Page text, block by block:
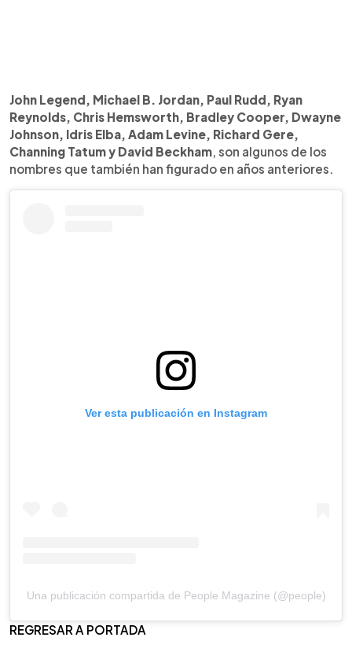
John Legend, Michael B. Jordan, Paul Rudd, Ryan
Reynolds, Chris Hemsworth, Bradley Cooper, Dwayne
Johnson, Idris Elba, Adam Levine, Richard Gere,
Channing Tatum y David Beckham , son algunos de los
nombres que también han figurado en años anteriores.
Ver esta publicación en Instagram
Una publicación compartida de People Magazine (@people)
REGRESAR A PORTADA